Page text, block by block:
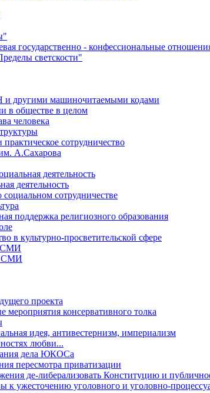
государственно - конфессиональные
светскости"
и другими машиночитаемыми кодами
в обществе в целом
человека
сотрудничество
А.Сахарова
деятельность
деятельность
сотрудничестве
поддержка религиозного образования
в культурно-просветительской сфере
СМИ
СМИ
проекта
мероприятия консервативного толка
идея, антивестернизм, империализм
любви...
дела ЮКОСа
пересмотра приватизации
де-либерализовать Конституцию и
к ужесточению уголовного и уголовно-